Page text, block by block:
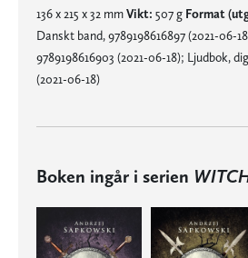
136 x 215 x 32 mmVikt: 507 g Format
Danskt band, 9789198616897 (2021-06-
9789198616903 (2021-06-18); Ljudbok,
(2021-06-18)
Boken ingår i serien